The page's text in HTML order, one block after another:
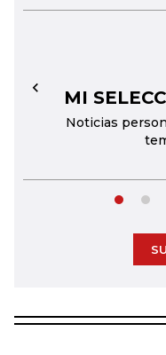
MI
Noticias
←